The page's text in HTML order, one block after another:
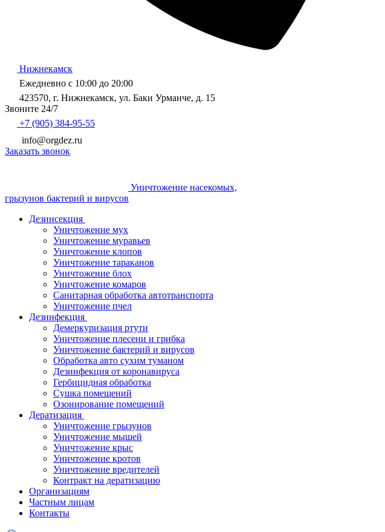
Нижнекамск
Ежедневно с 10:00 до 20:00
423570, г. Нижнекамск, ул. Баки Урманче, д. 15
Звоните 24/7
+7 (905) 384-95-55
info@orgdez.ru
Заказать звонок
Уничтожение насекомых,
грызунов бактерий и вирусов
Дезинсекция
Уничтожение мух
Уничтожение муравьев
Уничтожение клопов
Уничтожение тараканов
Уничтожение блох
Уничтожение комаров
Санитарная обработка автотранспорта
Уничтожение пчел
Дезинфекция
Демеркуризация ртути
Уничтожение плесени и грибка
Уничтожение бактерий и вирусов
Обработка авто сухим туманом
Дезинфекция от коронавируса
Гербицидная обработка
Сушка помещений
Озонирование помещений
Дератизация
Уничтожение грызунов
Уничтожение мышей
Уничтожение крыс
Уничтожение кротов
Уничтожение вредителей
Контракт на дератизацию
Организациям
Частным лицам
Контакты